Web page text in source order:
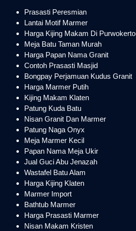
Prasasti Peresmian
Lantai Motif Marmer
Harga Kijing Makam Di Purwokerto
Meja Batu Taman Murah
Harga Papan Nama Granit
Contoh Prasasti Masjid
Bongpay Perjamuan Kudus Granit
Harga Marmer Putih
Kijing Makam Klaten
Patung Kuda Batu
Nisan Granit Dan Marmer
Patung Naga Onyx
Meja Marmer Kecil
Papan Nama Meja Ukir
Jual Guci Abu Jenazah
Wastafel Batu Alam
Harga Kijing Klaten
Marmer Import
Bathtub Marmer
Harga Prasasti Marmer
Nisan Makam Kristen